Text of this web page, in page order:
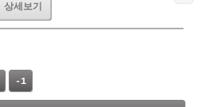
상세보기
-1